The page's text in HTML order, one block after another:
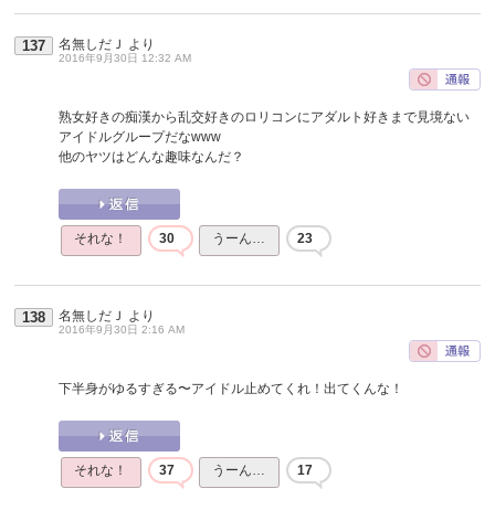
137 名無しだＪ より
2016年9月30日 12:32 AM
熟女好きの痴漢から乱交好きのロリコンにアダルト好きまで見境ない
アイドルグループだなwww
他のヤツはどんな趣味なんだ？
それな！ 30 うーん… 23
138 名無しだＪ より
2016年9月30日 2:16 AM
下半身がゆるすぎる〜アイドル止めてくれ！出てくんな！
それな！ 37 うーん… 17